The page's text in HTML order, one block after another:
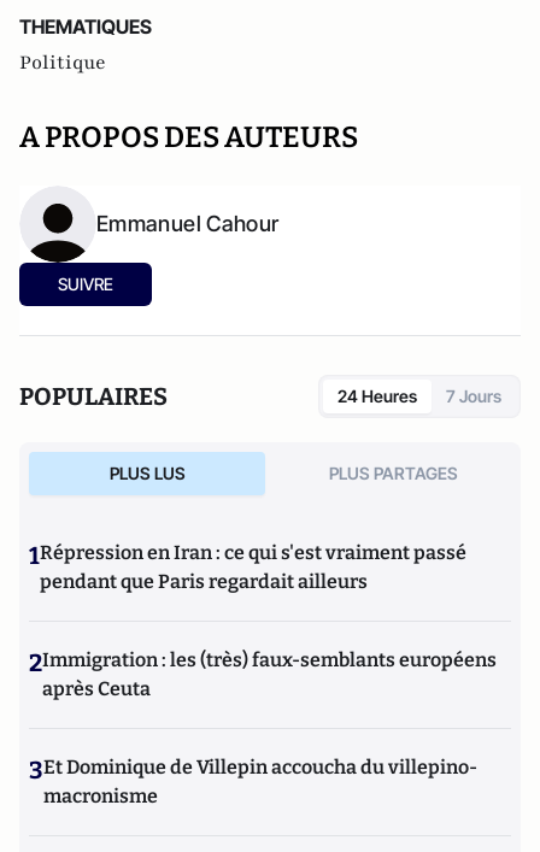
THEMATIQUES
Politique
A PROPOS DES AUTEURS
Emmanuel Cahour
SUIVRE
POPULAIRES 24 Heures 7 Jours
PLUS LUS PLUS PARTAGES
1Répression en Iran : ce qui s'est vraiment passé
pendant que Paris regardait ailleurs
2Immigration : les (très) faux-semblants européens
après Ceuta
3Et Dominique de Villepin accoucha du villepino-
macronisme